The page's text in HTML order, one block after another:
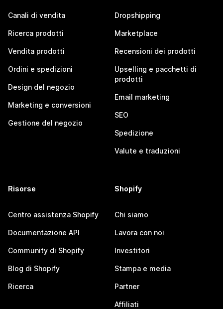
Canali di vendita
Ricerca prodotti
Vendita prodotti
Ordini e spedizioni
Design del negozio
Marketing e conversioni
Gestione del negozio
Dropshipping
Marketplace
Recensioni dei prodotti
Upselling e pacchetti di
prodotti
Email marketing
SEO
Spedizione
Valute e traduzioni
Risorse
Centro assistenza Shopify
Documentazione API
Community di Shopify
Blog di Shopify
Ricerca
Shopify
Chi siamo
Lavora con noi
Investitori
Stampa e media
Partner
Affiliati